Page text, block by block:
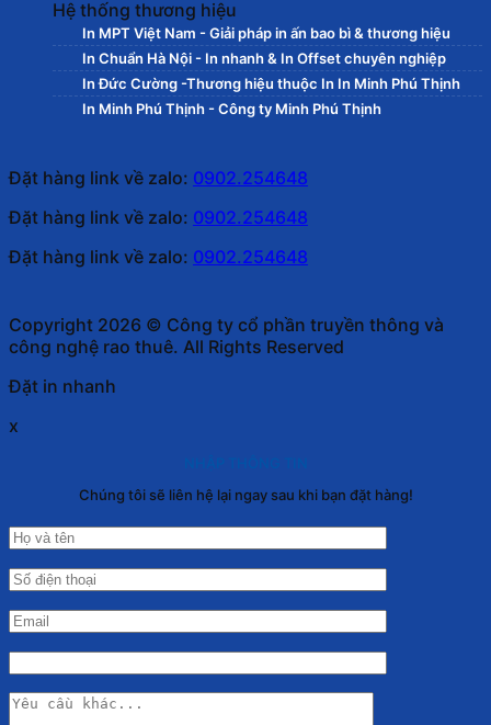
Hệ thống thương hiệu
In MPT Việt Nam - Giải pháp in ấn bao bì & thương hiệu
In Chuẩn Hà Nội - In nhanh & In Offset chuyên nghiệp
In Đức Cường -Thương hiệu thuộc In In Minh Phú Thịnh
In Minh Phú Thịnh - Công ty Minh Phú Thịnh
Đặt hàng link về zalo: 0902.254648
Đặt hàng link về zalo: 0902.254648
Đặt hàng link về zalo: 0902.254648
Copyright 2026 © Công ty cổ phần truyền thông và
công nghệ rao thuê. All Rights Reserved
Đặt in nhanh
x
Chúng tôi sẽ liên hệ lại ngay sau khi bạn đặt hàng!